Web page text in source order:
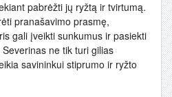
pabrėžti jų ryžtą ir tvirtumą.
pranašavimo prasmę,
gali įveikti sunkumus ir pasiekti
ne tik turi gilias
savininkui stiprumo ir ryžto